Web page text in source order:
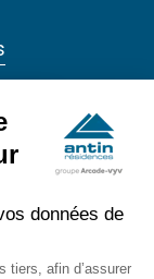
réservés
données de
tiers, afin d’assurer